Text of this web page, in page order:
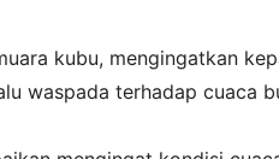
kubu, mengingatkan
waspada terhadap cuaca